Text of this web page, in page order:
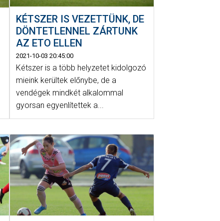
KÉTSZER IS VEZETTÜNK, DE
DÖNTETLENNEL ZÁRTUNK
AZ ETO ELLEN
2021-10-03 20:45:00
Kétszer is a több helyzetet kidolgozó
mieink kerültek előnybe, de a
vendégek mindkét alkalommal
gyorsan egyenlítettek a...